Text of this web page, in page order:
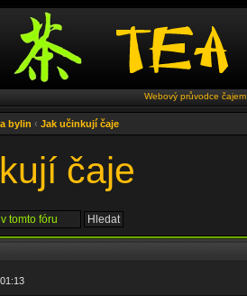
Webový průvodce
bylin ‹ Jak učinkují čaje
čaje